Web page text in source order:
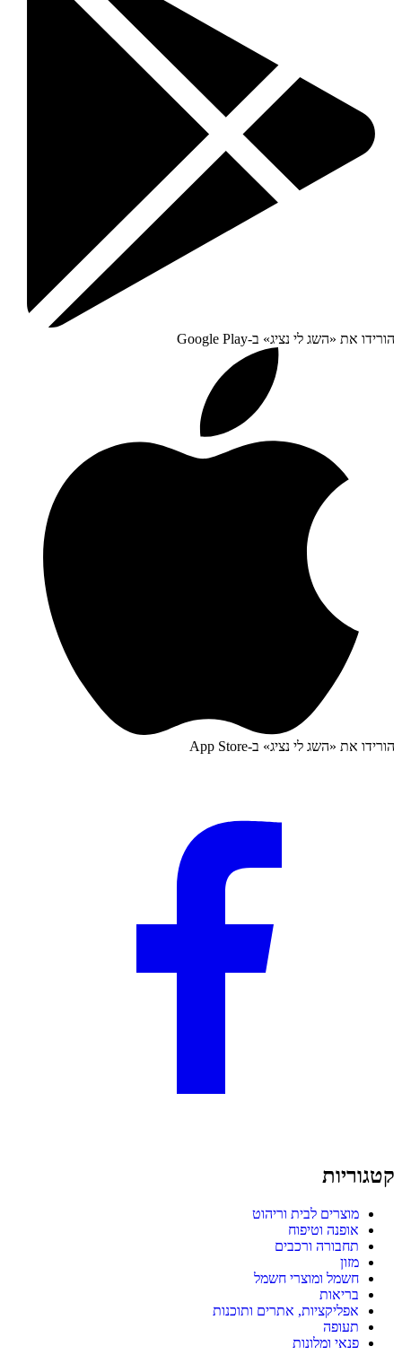
הורידו את «השג לי נציג» ב-Google Play
הורידו את «השג לי נציג» ב-App Store
קטגוריות
מוצרים לבית וריהוט
אופנה וטיפוח
תחבורה ורכבים
מזון
חשמל ומוצרי חשמל
בריאות
אפליקציות, אתרים ותוכנות
תעופה
פנאי ומלונות